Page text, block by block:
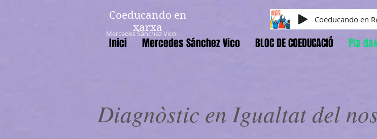
Coeducando en
xarxa
Mercedes Sánchez Vico
Inici Mercedes Sánchez Vico BLOC DE COEDUCACIÓ Pla
Coeducando en
Diagnòstic en Igualtat del